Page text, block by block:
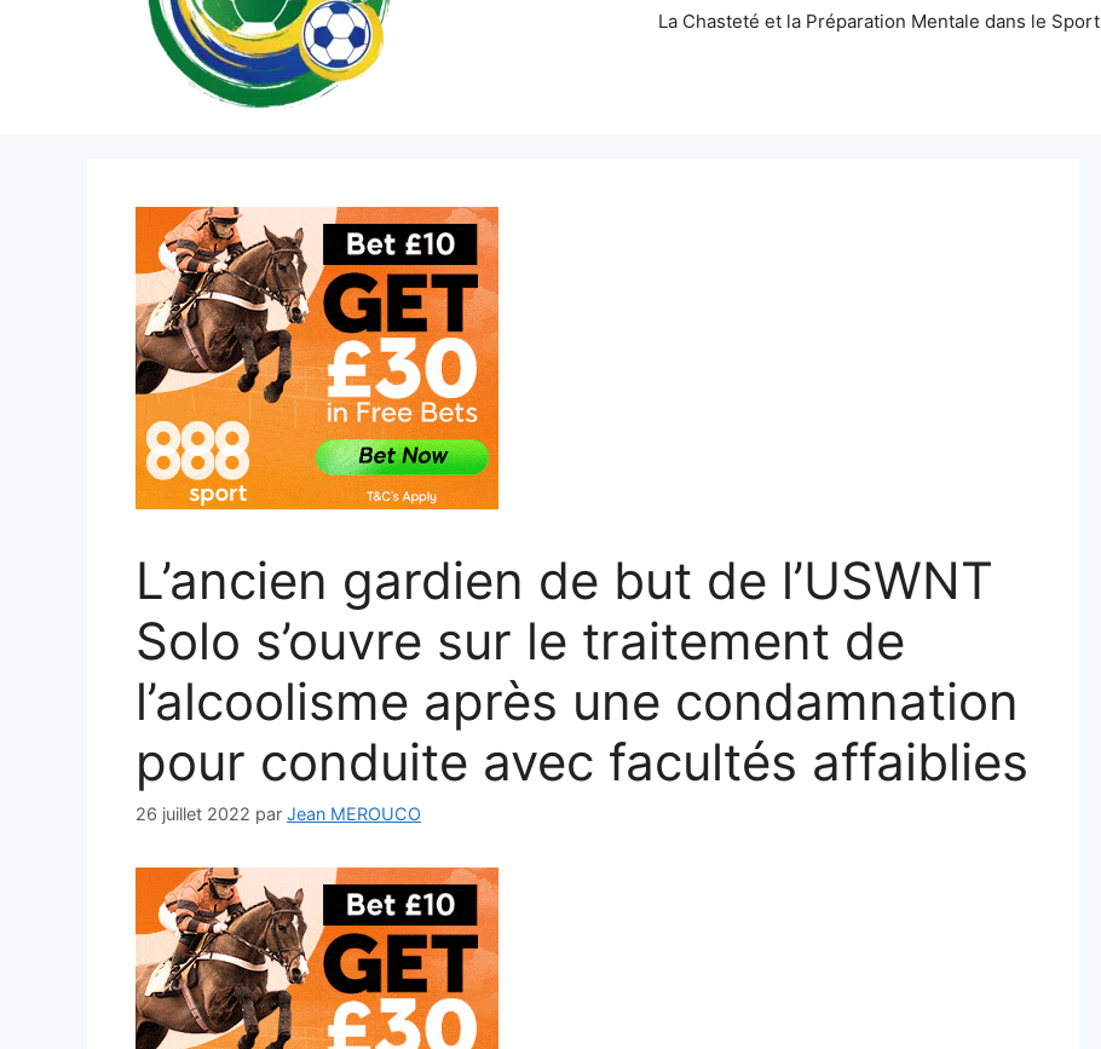
La Chasteté et la Préparation Mentale dans le Sport
L’ancien gardien de but de l’USWNT
Solo s’ouvre sur le traitement de
l’alcoolisme après une condamnation
pour conduite avec facultés affaiblies
26 juillet 2022 par Jean MEROUCO